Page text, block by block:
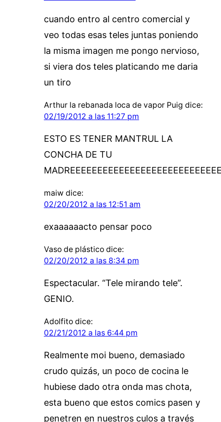
cuando entro al centro comercial y
veo todas esas teles juntas poniendo
la misma imagen me pongo nervioso,
si viera dos teles platicando me daria
un tiro
Arthur la rebanada loca de vapor Puig dice:
02/19/2012 a las 11:27 pm
ESTO ES TENER MANTRUL LA
CONCHA DE TU
maiw dice:
02/20/2012 a las 12:51 am
exaaaaaacto pensar poco
Vaso de plástico dice:
02/20/2012 a las 8:34 pm
Espectacular. “Tele mirando tele”.
GENIO.
Adolfito dice:
02/21/2012 a las 6:44 pm
Realmente moi bueno, demasiado
crudo quizás, un poco de cocina le
hubiese dado otra onda mas chota,
esta bueno que estos comics pasen y
penetren en nuestros culos a través